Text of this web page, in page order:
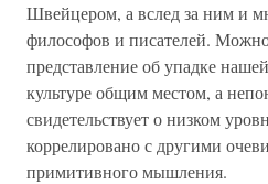
Швейцером, а вслед за ним и
философов и писателей. Можно
представление об упадке
культуре общим местом, а
свидетельствует о низком
коррелировано с другими
примитивного мышления.